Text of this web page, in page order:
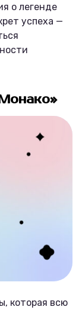
о легенде
успеха —
которая всю